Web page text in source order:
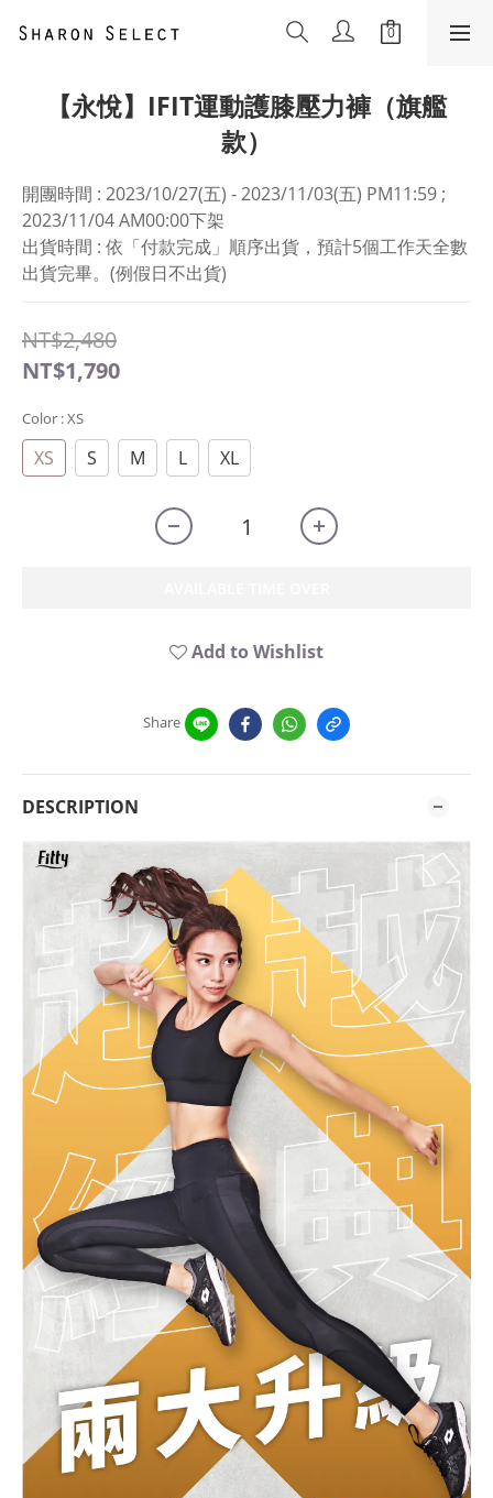
【永悅】IFIT運動護膝壓力褲（旗艦
款）
開團時間 : 2023/10/27(五) - 2023/11/03(五) PM11:59 ;
2023/11/04 AM00:00下架
出貨時間 : 依「付款完成」順序出貨，預計5個工作天全數
出貨完畢。(例假日不出貨)
NT$2,480
NT$1,790
Color : XS
XS S M L XL
Add to Wishlist
Share
DESCRIPTION